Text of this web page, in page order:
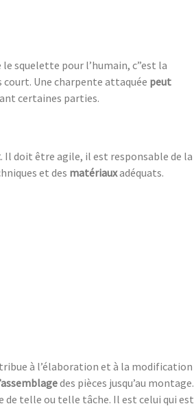
squelette pour l’humain, c”est la
Une charpente attaquée peut
certaines parties.
. Il doit être agile, il est responsable de la
et des matériauxadéquats.
à l’élaboration et à la modification
des pièces jusqu’au montage.
de telle ou telle tâche. Il est celui qui est